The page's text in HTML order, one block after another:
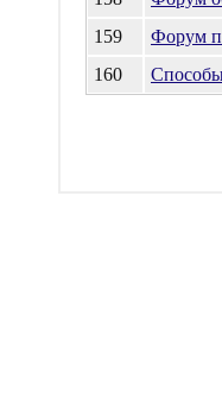
159
Форум
160
Способы